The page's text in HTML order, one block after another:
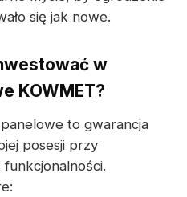
się jak nowe.
w
KOWMET?
to gwarancja
posesji przy